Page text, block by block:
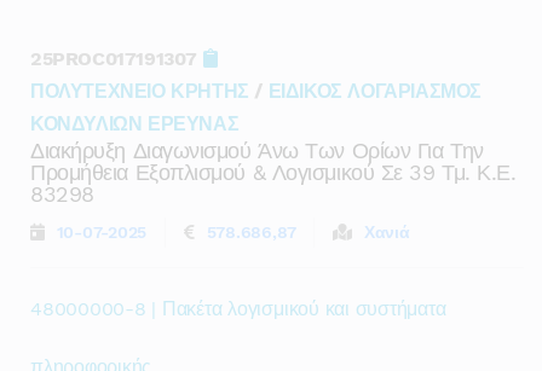
25PROC017191307
ΠΟΛΥΤΕΧΝΕΙΟ ΚΡΗΤΗΣ / ΕΙΔΙΚΟΣ ΛΟΓΑΡΙΑΣΜΟΣ
ΚΟΝΔΥΛΙΩΝ ΕΡΕΥΝΑΣ
Διακήρυξη Διαγωνισμού Άνω Των Ορίων Για Την
Προμήθεια Εξοπλισμού & Λογισμικού Σε 39 Τμ. Κ.ε.
83298
10-07-2025 578.686,87 Χανιά
48000000-8 | Πακέτα λογισμικού και συστήματα